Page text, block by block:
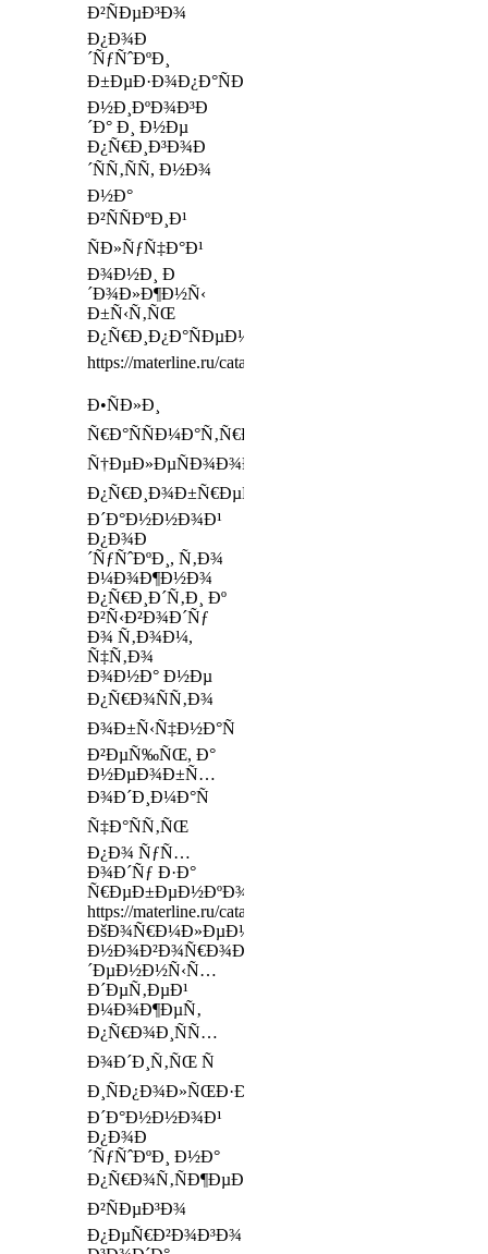
Ð²ÑÐµÐ³Ð¾
Ð¿Ð¾Ð
´ÑƒÑˆÐºÐ¸
Ð±ÐµÐ·Ð¾Ð¿Ð°ÑÐ½Ð¾ÑÑ‚Ð¸
Ð½Ð¸ÐºÐ¾Ð³Ð
´Ð° Ð¸ Ð½Ðµ
Ð¿Ñ€Ð¸Ð³Ð¾Ð
´ÑÑ‚ÑÑ, Ð½Ð¾
Ð½Ð°
Ð²ÑÑÐºÐ¸Ð¹
ÑÐ»ÑƒÑ‡Ð°Ð¹
Ð¾Ð½Ð¸ Ð
´Ð¾Ð»Ð¶Ð½Ñ‹
Ð±Ñ‹Ñ‚ÑŒ
Ð¿Ñ€Ð¸Ð¿Ð°ÑÐµÐ½Ñ‹
https://materline.ru/catalog/mattresses/lux/laura/
Ð•ÑÐ»Ð¸
Ñ€Ð°ÑÑÐ¼Ð°Ñ‚Ñ€Ð¸Ð²Ð°Ñ‚ÑŒ
Ñ†ÐµÐ»ÐµÑÐ¾Ð¾Ð±Ñ€Ð°Ð·Ð½Ð¾ÑÑ‚ÑŒ
Ð¿Ñ€Ð¸Ð¾Ð±Ñ€ÐµÑ‚ÐµÐ½Ð¸Ñ
Ð´Ð°Ð½Ð½Ð¾Ð¹
Ð¿Ð¾Ð
´ÑƒÑˆÐºÐ¸, Ñ‚Ð¾
Ð¼Ð¾Ð¶Ð½Ð¾
Ð¿Ñ€Ð¸Ð´Ñ‚Ð¸ Ðº
Ð²Ñ‹Ð²Ð¾Ð´Ñƒ
Ð¾ Ñ‚Ð¾Ð¼,
Ñ‡Ñ‚Ð¾
Ð¾Ð½Ð° Ð½Ðµ
Ð¿Ñ€Ð¾ÑÑ‚Ð¾
Ð¾Ð±Ñ‹Ñ‡Ð½Ð°Ñ
Ð²ÐµÑ‰ÑŒ, Ð°
Ð½ÐµÐ¾Ð±Ñ…
Ð¾Ð´Ð¸Ð¼Ð°Ñ
Ñ‡Ð°ÑÑ‚ÑŒ
Ð¿Ð¾ ÑƒÑ…
Ð¾Ð´Ñƒ Ð·Ð°
Ñ€ÐµÐ±ÐµÐ½ÐºÐ¾Ð¼
https://materline.ru/catalog/mattresses/duet/
ÐšÐ¾Ñ€Ð¼Ð»ÐµÐ½Ð¸Ðµ
Ð½Ð¾Ð²Ð¾Ñ€Ð¾Ð¶Ð
´ÐµÐ½Ð½Ñ‹Ñ…
Ð´ÐµÑ‚ÐµÐ¹
Ð¼Ð¾Ð¶ÐµÑ‚
Ð¿Ñ€Ð¾Ð¸ÑÑ…
Ð¾Ð´Ð¸Ñ‚ÑŒ Ñ
Ð¸ÑÐ¿Ð¾Ð»ÑŒÐ·Ð¾Ð²Ð°Ð½Ð¸ÐµÐ¼
Ð´Ð°Ð½Ð½Ð¾Ð¹
Ð¿Ð¾Ð
´ÑƒÑˆÐºÐ¸ Ð½Ð°
Ð¿Ñ€Ð¾Ñ‚ÑÐ¶ÐµÐ½Ð¸Ð¸
Ð²ÑÐµÐ³Ð¾
Ð¿ÐµÑ€Ð²Ð¾Ð³Ð¾